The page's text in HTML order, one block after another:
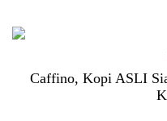
Caffino, Kopi ASLI